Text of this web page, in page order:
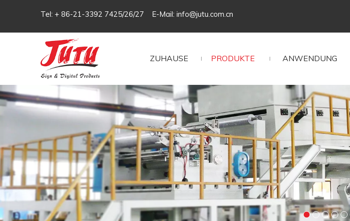
Tel: + 86-21-3392 7425/26/27 E-Mail: info@jutu.com.cn
ZUHAUSE PRODUKTE ANWENDUNG